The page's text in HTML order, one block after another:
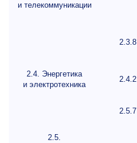
и телекоммуникации
2.3.8
2.4. Энергетика
и электротехника
2.4.2
2.5.
2.5.7